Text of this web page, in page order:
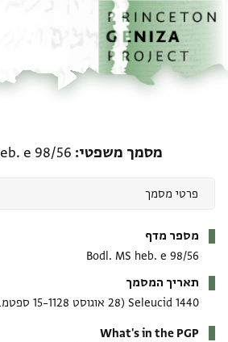
לתוכןהבית
מסמך משפטי e 98/56
מספר מדף
Bodl. MS heb. e 98/56
תאריך המסמך
1440 Seleucid
(28 אוגוסט 1128–15 ספטמבר 1129 CE)
What's in the PGP